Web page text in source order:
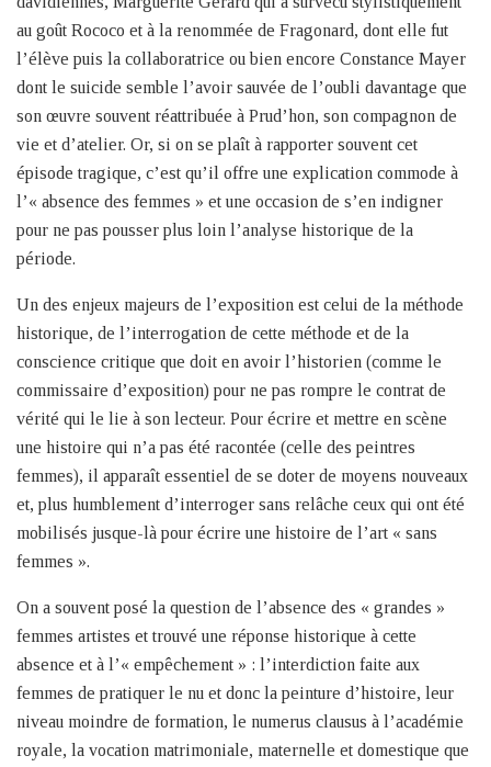
au goût Rococo et à la renommée de Fragonard, dont elle fut
l’élève puis la collaboratrice ou bien encore Constance Mayer
dont le suicide semble l’avoir sauvée de l’oubli davantage que
son œuvre souvent réattribuée à Prud’hon, son compagnon de
vie et d’atelier. Or, si on se plaît à rapporter souvent cet
épisode tragique, c’est qu’il offre une explication commode à
l’« absence des femmes » et une occasion de s’en indigner
pour ne pas pousser plus loin l’analyse historique de la
période.
Un des enjeux majeurs de l’exposition est celui de la méthode
historique, de l’interrogation de cette méthode et de la
conscience critique que doit en avoir l’historien (comme le
commissaire d’exposition) pour ne pas rompre le contrat de
vérité qui le lie à son lecteur. Pour écrire et mettre en scène
une histoire qui n’a pas été racontée (celle des peintres
femmes), il apparaît essentiel de se doter de moyens nouveaux
et, plus humblement d’interroger sans relâche ceux qui ont été
mobilisés jusque-là pour écrire une histoire de l’art « sans
femmes ».
On a souvent posé la question de l’absence des « grandes »
femmes artistes et trouvé une réponse historique à cette
absence et à l’« empêchement » : l’interdiction faite aux
femmes de pratiquer le nu et donc la peinture d’histoire, leur
niveau moindre de formation, le numerus clausus à l’académie
royale, la vocation matrimoniale, maternelle et domestique que